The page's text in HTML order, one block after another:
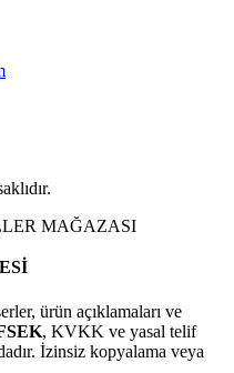
MAĞAZASI
ürün açıklamaları ve
, KVKK ve yasal telif
İzinsiz kopyalama veya